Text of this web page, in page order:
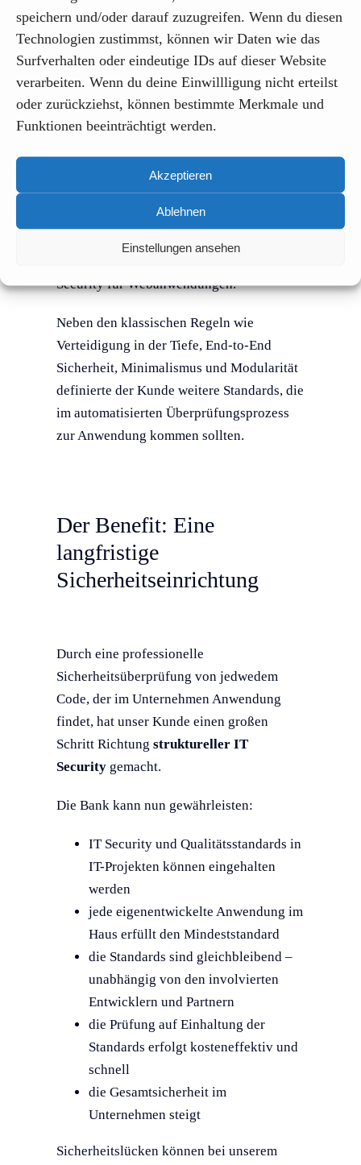
speichern und/oder darauf zuzugreifen. Wenn du diesen
Technologien zustimmst, können wir Daten wie das
Surfverhalten oder eindeutige IDs auf dieser Website
verarbeiten. Wenn du deine Einwillligung nicht erteilst
oder zurückziehst, können bestimmte Merkmale und
Funktionen beeinträchtigt werden.
Akzeptieren
Ablehnen
Einstellungen ansehen
großen Wert auf einfache Anwendbarkeit,
Zugänglichkeit und Unabhängigkeit von
darunterliegenden Codesprachen und
Entwicklungsplattformen.
Für den IT Security Check sollte sich die
(Open Web Application Security Project)
Foundation Regeln orientieren.Das
OWASP Mobile Application Security
Security für Webanwendungen.
Neben den klassischen Regeln wie
Verteidigung in der Tiefe, End-to-End
Sicherheit, Minimalismus und Modularität
definierte der Kunde weitere Standards, die
im automatisierten Überprüfungsprozess
zur Anwendung kommen sollten.
Der Benefit: Eine
langfristige
Sicherheitseinrichtung
Durch eine professionelle
Sicherheitsüberprüfung von jedwedem
Code, der im Unternehmen Anwendung
findet, hat unser Kunde einen großen
Schritt Richtung struktureller IT
Security gemacht.
Die Bank kann nun gewährleisten:
IT Security und Qualitätsstandards in
IT-Projekten können eingehalten
werden
jede eigenentwickelte Anwendung im
Haus erfüllt den Mindeststandard
die Standards sind gleichbleibend –
unabhängig von den involvierten
Entwicklern und Partnern
die Prüfung auf Einhaltung der
Standards erfolgt kosteneffektiv und
schnell
die Gesamtsicherheit im
Unternehmen steigt
Sicherheitslücken können bei unserem